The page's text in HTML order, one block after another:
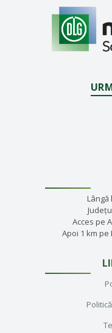
Lângă
Acces pe
Apoi 1 km pe